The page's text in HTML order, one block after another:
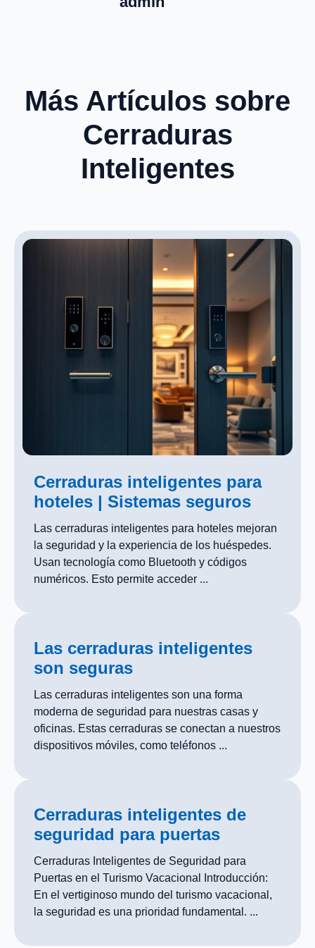
Más Artículos sobre
Cerraduras
Inteligentes
Cerraduras inteligentes para
hoteles | Sistemas seguros
Las cerraduras inteligentes para hoteles mejoran
la seguridad y la experiencia de los huéspedes.
Usan tecnología como Bluetooth y códigos
numéricos. Esto permite acceder ...
Las cerraduras inteligentes
son seguras
Las cerraduras inteligentes son una forma
moderna de seguridad para nuestras casas y
oficinas. Estas cerraduras se conectan a nuestros
dispositivos móviles, como teléfonos ...
Cerraduras inteligentes de
seguridad para puertas
Cerraduras Inteligentes de Seguridad para
Puertas en el Turismo Vacacional Introducción:
En el vertiginoso mundo del turismo vacacional,
la seguridad es una prioridad fundamental. ...